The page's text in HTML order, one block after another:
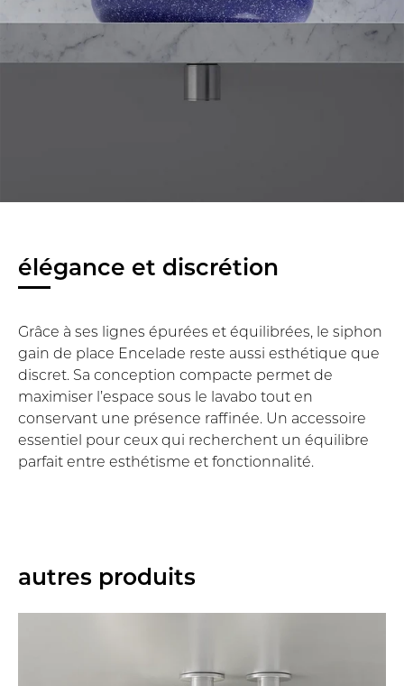
élégance et discrétion
Grâce à ses lignes épurées et équilibrées, le siphon
gain de place Encelade reste aussi esthétique que
discret. Sa conception compacte permet de
maximiser l’espace sous le lavabo tout en
conservant une présence raffinée. Un accessoire
essentiel pour ceux qui recherchent un équilibre
parfait entre esthétisme et fonctionnalité.
autres produits